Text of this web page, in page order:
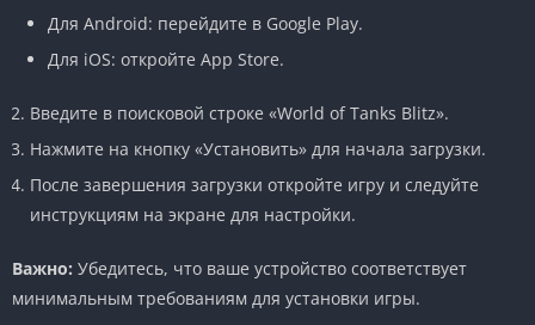
Для Android: перейдите в Google Play.
Для iOS: откройте App Store.
Введите в поисковой строке «World of Tanks Blitz».
Нажмите на кнопку «Установить» для начала загрузки.
После завершения загрузки откройте игру и следуйте
инструкциям на экране для настройки.
Важно: Убедитесь, что ваше устройство соответствует
минимальным требованиям для установки игры.